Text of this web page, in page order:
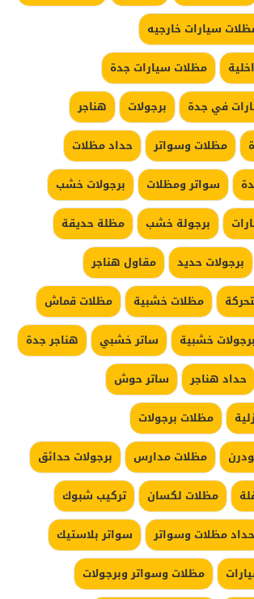
سيارات خارجيه
مظلات سيارات جدة
في جدة
برجولات
هناجر
مظلات وسواتر
حداد مظلات
سواتر ومظلات
برجولات خشب
برجولة خشب
مظلة حديقة
برجولات حديد
مقاول هناجر
مظلات خشبية
مظلات قماش
برجولات خشبية ساتر خشبي
هناجر جدة
حداد هناجر
ساتر حوش
مظلات برجولات
مظلات مدارس
برجولات حدائق
مظلات لكسان
تركيب شبوك
حداد مظلات وسواتر
سواتر بلاستيك
مظلات وسواتر وبرجولات